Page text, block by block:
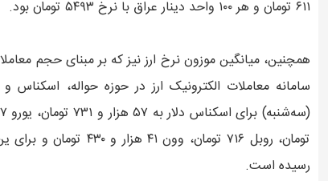
۶۱۱ تومان و هر ۱۰۰ واحد دینار عراق با نرخ ۵۴۹۳ تومان بود.
همچنین، میانگین موزون نرخ ارز نیز که بر مبنای حجم
سامانه معاملات الکترونیک ارز در حوزه حواله،
رسیده است.